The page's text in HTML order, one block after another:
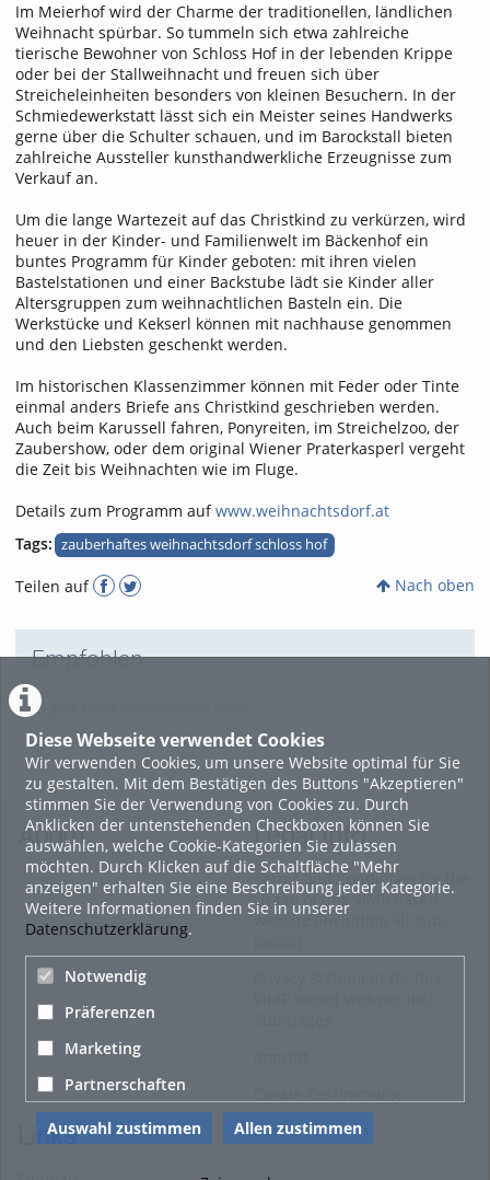
Diese Webseite verwendet Cookies
Wir verwenden Cookies, um unsere Website optimal für Sie
zu gestalten. Mit dem Bestätigen des Buttons "Akzeptieren"
stimmen Sie der Verwendung von Cookies zu. Durch
Anklicken der untenstehenden Checkboxen können Sie
auswählen, welche Cookie-Kategorien Sie zulassen
möchten. Durch Klicken auf die Schaltfläche "Mehr
anzeigen" erhalten Sie eine Beschreibung jeder Kategorie.
Weitere Informationen finden Sie in unserer
Datenschutzerklärung.
Notwendig
Präferenzen
Marketing
Partnerschaften
Auswahl zustimmen Allen zustimmen
Im Meierhof wird der Charme der traditionellen, ländlichen
Weihnacht spürbar. So tummeln sich etwa zahlreiche
tierische Bewohner von Schloss Hof in der lebenden Krippe
oder bei der Stallweihnacht und freuen sich über
Streicheleinheiten besonders von kleinen Besuchern. In der
Schmiedewerkstatt lässt sich ein Meister seines Handwerks
gerne über die Schulter schauen, und im Barockstall bieten
zahlreiche Aussteller kunsthandwerkliche Erzeugnisse zum
Verkauf an.
Um die lange Wartezeit auf das Christkind zu verkürzen, wird
heuer in der Kinder- und Familienwelt im Bäckenhof ein
buntes Programm für Kinder geboten: mit ihren vielen
Bastelstationen und einer Backstube lädt sie Kinder aller
Altersgruppen zum weihnachtlichen Basteln ein. Die
Werkstücke und Kekserl können mit nachhause genommen
und den Liebsten geschenkt werden.
Im historischen Klassenzimmer können mit Feder oder Tinte
einmal anders Briefe ans Christkind geschrieben werden.
Auch beim Karussell fahren, Ponyreiten, im Streichelzoo, der
Zaubershow, oder dem original Wiener Praterkasperl vergeht
die Zeit bis Weihnachten wie im Fluge.
Details zum Programm aufwww.weihnachtsdorf.at
Tags: zauberhaftes weihnachtsdorf schloss hof
Teilen auf Nach oben
Empfohlen
Es gibt keine empfohlenen Blogs
About Legal Info
Terms and Conditions for the
Usage of this ViMP based
website (including all sub-
Links